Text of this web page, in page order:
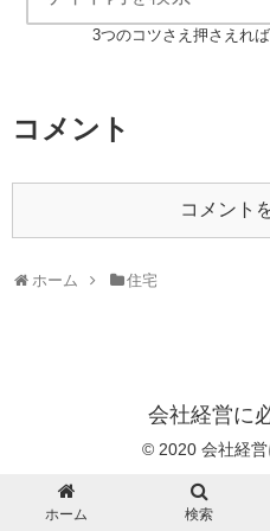
3つのコツさえ押さえれ
コメント
コメント
ホーム 住宅
会社経営に
© 2020 会社経営
ホーム 検索